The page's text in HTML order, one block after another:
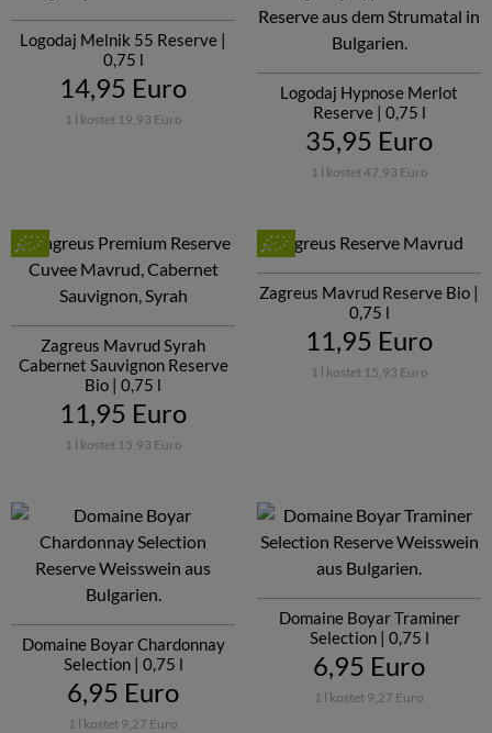
Logodaj Melnik 55 Reserve |
0,75 l
14,95 Euro
1 l kostet 19,93 Euro
Logodaj Hypnose Merlot
Reserve | 0,75 l
35,95 Euro
1 l kostet 47,93 Euro
Zagreus Mavrud Syrah
Cabernet Sauvignon Reserve
Bio | 0,75 l
11,95 Euro
1 l kostet 15,93 Euro
Zagreus Mavrud Reserve Bio |
0,75 l
11,95 Euro
1 l kostet 15,93 Euro
Domaine Boyar Chardonnay
Selection | 0,75 l
6,95 Euro
1 l kostet 9,27 Euro
Domaine Boyar Traminer
Selection | 0,75 l
6,95 Euro
1 l kostet 9,27 Euro